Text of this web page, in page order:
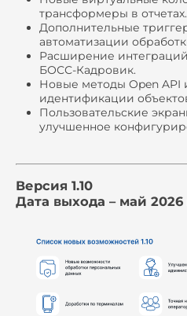
трансформеры в отчетах.
Дополнительные
автоматизации
Расширение
БОСС-Кадровик.
Новые методы Open API
идентификации
Пользовательские
улучшенное
Версия 1.10
Дата выхода – май 2026